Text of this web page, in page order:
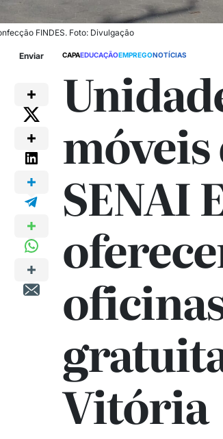
FINDES. Foto: Divulgação
Enviar CAPAEDUCAÇÃOEMPREGONOTÍCIAS
móveis
SENAI
Vitória